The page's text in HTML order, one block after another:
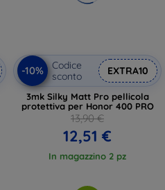
-10%
Codice
sconto
EXTRA10
3mk Silky Matt Pro pellicola
protettiva per Honor 400 PRO
13,90 €
12,51 €
In magazzino 2 pz